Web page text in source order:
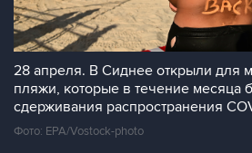
28 апреля. В Сиднее открыли для
пляжи, которые в течение месяца
сдерживания распространения
Фото: EPA/Vostock-photo